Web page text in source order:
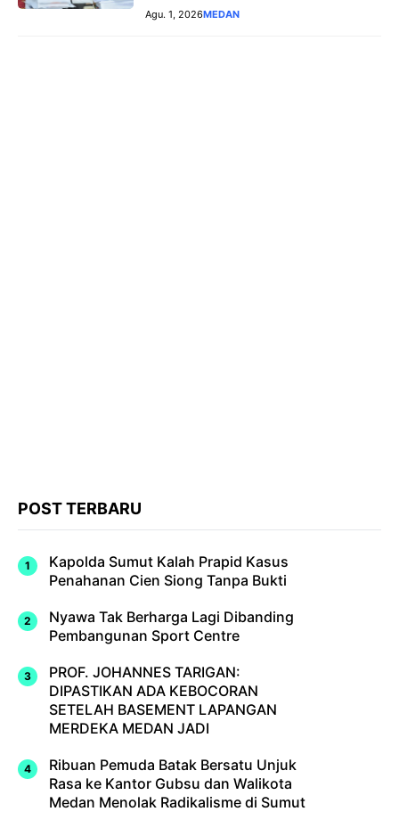
Agu. 1, 2026MEDAN
POST TERBARU
Kapolda Sumut Kalah Prapid Kasus
Penahanan Cien Siong Tanpa Bukti
Nyawa Tak Berharga Lagi Dibanding
Pembangunan Sport Centre
PROF. JOHANNES TARIGAN:
DIPASTIKAN ADA KEBOCORAN
SETELAH BASEMENT LAPANGAN
MERDEKA MEDAN JADI
Ribuan Pemuda Batak Bersatu Unjuk
Rasa ke Kantor Gubsu dan Walikota
Medan Menolak Radikalisme di Sumut